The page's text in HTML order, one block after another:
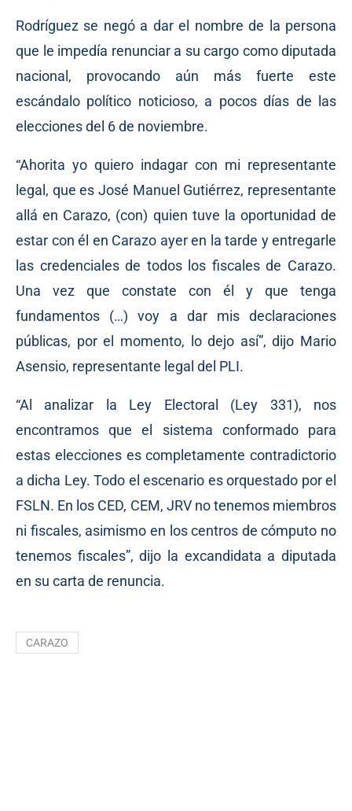
Rodríguez se negó a dar el nombre de la persona
que le impedía renunciar a su cargo como diputada
nacional, provocando aún más fuerte este
escándalo político noticioso, a pocos días de las
elecciones del 6 de noviembre.
“Ahorita yo quiero indagar con mi representante
legal, que es José Manuel Gutiérrez, representante
allá en Carazo, (con) quien tuve la oportunidad de
estar con él en Carazo ayer en la tarde y entregarle
las credenciales de todos los fiscales de Carazo.
Una vez que constate con él y que tenga
fundamentos (…) voy a dar mis declaraciones
públicas, por el momento, lo dejo así”, dijo Mario
Asensio, representante legal del PLI.
“Al analizar la Ley Electoral (Ley 331), nos
encontramos que el sistema conformado para
estas elecciones es completamente contradictorio
a dicha Ley. Todo el escenario es orquestado por el
FSLN. En los CED, CEM, JRV no tenemos miembros
ni fiscales, asimismo en los centros de cómputo no
tenemos fiscales”, dijo la excandidata a diputada
en su carta de renuncia.
CARAZO